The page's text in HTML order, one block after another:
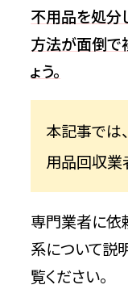
不用品を処分
方法が面倒で
ょう。
本記事では
用品回収業
専門業者に依
系について説
覧ください。